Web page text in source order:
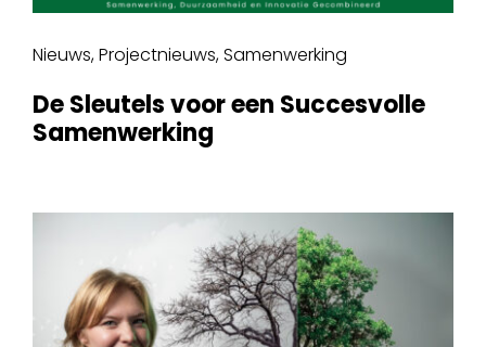
Nieuws,Projectnieuws,Samenwerking
De Sleutels voor een Succesvolle
Samenwerking